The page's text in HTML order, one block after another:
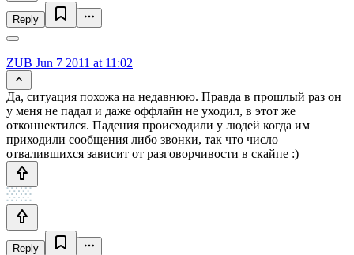
Reply
ZUB Jun 7 2011 at 11:02
Да, ситуация похожа на недавнюю. Правда в прошлый раз он
у меня не падал и даже оффлайн не уходил, в этот же
отконнектился. Падения происходили у людей когда им
приходили сообщения либо звонки, так что число
отвалившихся зависит от разговорчивости в скайпе :)
Reply